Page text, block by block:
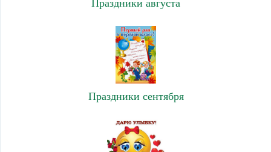
Праздники августа
Праздники сентября